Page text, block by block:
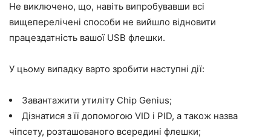
Не виключено, що, навіть випробувавши всі
вищеперелічені способи не вийшло відновити
працездатність вашої USB флешки.
У цьому випадку варто зробити наступні дії:
Завантажити утиліту Chip Genius;
Дізнатися з її допомогою VID і PID, а також назва
чіпсету, розташованого всередині флешки;